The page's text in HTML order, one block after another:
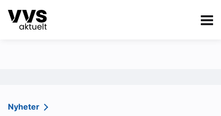
Kategorier
Sanitær
Nyheter